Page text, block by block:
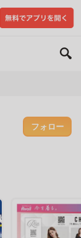
フォロー